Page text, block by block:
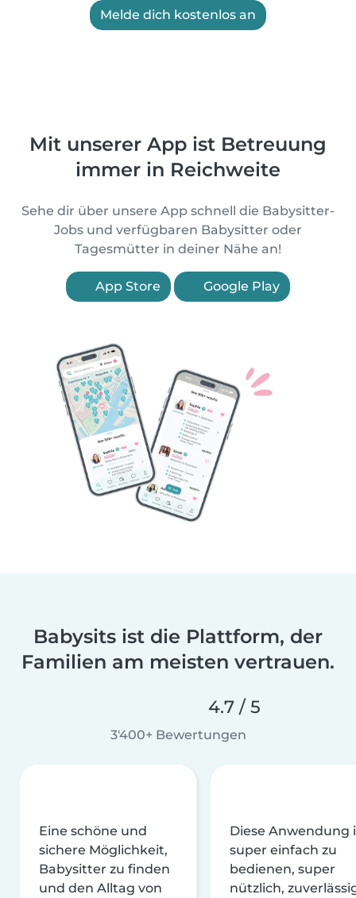
Melde dich kostenlos an
Mit unserer App ist Betreuung
immer in Reichweite
Sehe dir über unsere App schnell die Babysitter-
Jobs und verfügbaren Babysitter oder
Tagesmütter in deiner Nähe an!
App Store Google Play
Babysits ist die Plattform, der
Familien am meisten vertrauen.
4.7 / 5
3'400+ Bewertungen
Eine schöne und
sichere Möglichkeit,
Babysitter zu finden
und den Alltag von
Diese Anwendung
super einfach zu
bedienen, super
nützlich,